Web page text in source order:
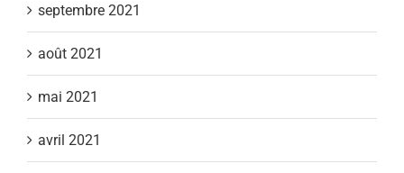
septembre 2021
août 2021
mai 2021
avril 2021